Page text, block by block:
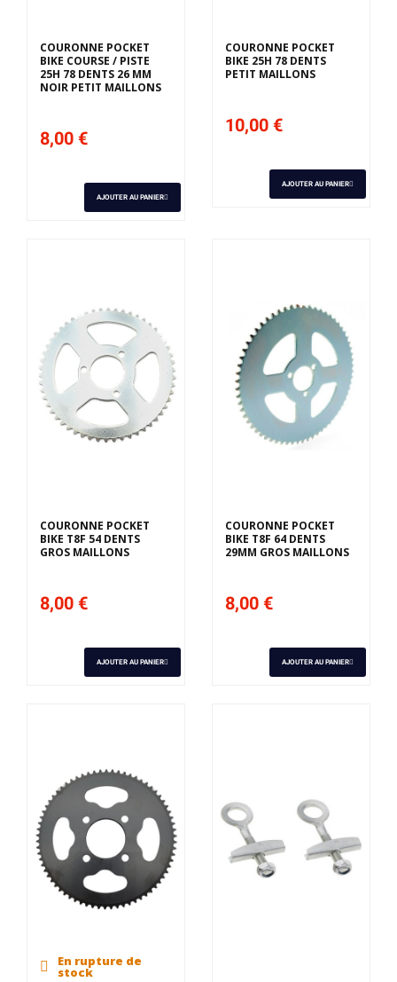
COURONNE POCKET
BIKE COURSE / PISTE
25H 78 DENTS 26 MM
NOIR PETIT MAILLONS
8,00 €
AJOUTER AU PANIER
COURONNE POCKET
BIKE 25H 78 DENTS
PETIT MAILLONS
10,00 €
AJOUTER AU PANIER
COURONNE POCKET
BIKE T8F 54 DENTS
GROS MAILLONS
8,00 €
AJOUTER AU PANIER
COURONNE POCKET
BIKE T8F 64 DENTS
29MM GROS MAILLONS
8,00 €
AJOUTER AU PANIER
En rupture de
stock